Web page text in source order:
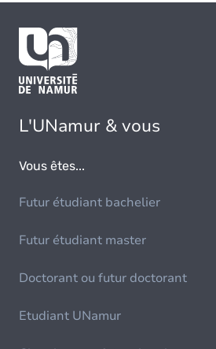
L'UNamur & vous
Vous êtes...
Futur étudiant bachelier
Futur étudiant master
Doctorant ou futur doctorant
Etudiant UNamur